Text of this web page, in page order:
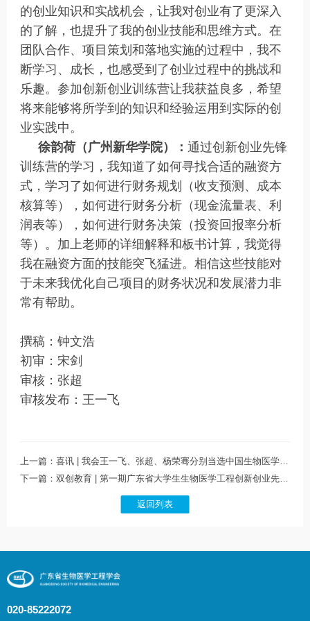
的创业知识和实战机会，让我对创业有了更深入
的了解，也提升了我的创业技能和思维方式。在
团队合作、项目策划和落地实施的过程中，我不
断学习、成长，也感受到了创业过程中的挑战和
乐趣。参加创新创业训练营让我获益良多，希望
将来能够将所学到的知识和经验运用到实际的创
业实践中。
徐韵荷（广州新华学院）：通过创新创业先锋
训练营的学习，我知道了如何寻找合适的融资方
式，学习了如何进行财务规划（收支预测、成本
核算等），如何进行财务分析（现金流量表、利
润表等），如何进行财务决策（投资回报率分析
等）。加上老师的详细解释和板书计算，我觉得
我在融资方面的技能突飞猛进。相信这些技能对
于未来我优化自己项目的财务状况和发展潜力非
常有帮助。
撰稿：钟文浩
初审：宋剑
审核：张超
审核发布：王一飞
上一篇：喜讯 | 我会王一飞、张超、杨荣骞分别当选中国生物医学工程学会监事、理事
下一篇：双创教育 | 第一期广东省大学生生物医学工程创新创业先锋训练营在中山大学深圳校区顺利开营
返回列表
020-85222072